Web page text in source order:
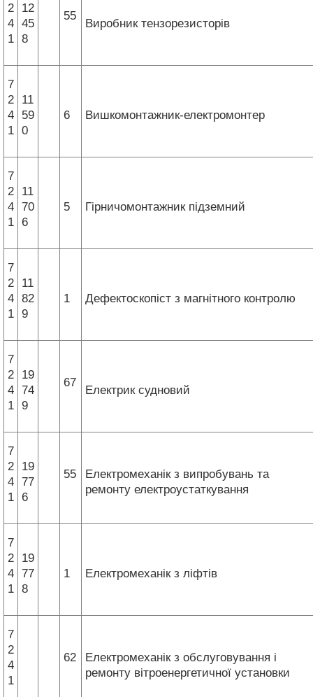
2
4
1
12
45
8
55
Виробник тензорезисторів
7
2
4
1
11
59
0
6 Вишкомонтажник-електромонтер
7
2
4
1
11
70
6
5 Гірничомонтажник підземний
7
2
4
1
11
82
9
1 Дефектоскопіст з магнітного контролю
7
2
4
1
19
74
9
67
Електрик судновий
7
2
4
1
19
77
6
55
Електромеханік з випробувань та
ремонту електроустаткування
7
2
4
1
19
77
8
1 Електромеханік з ліфтів
7
2
4
1
62
Електромеханік з обслуговування і
ремонту вітроенергетичної установки